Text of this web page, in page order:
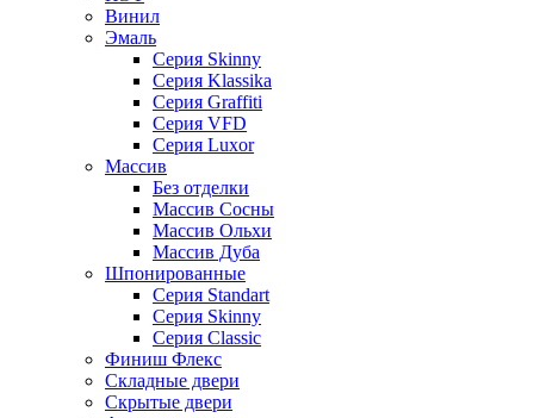
Винил
Эмаль
Серия Skinny
Серия Klassika
Серия Graffiti
Серия VFD
Серия Luxor
Массив
Без отделки
Массив Сосны
Массив Ольхи
Массив Дуба
Шпонированные
Серия Standart
Серия Skinny
Серия Classic
Финиш Флекс
Складные двери
Скрытые двери